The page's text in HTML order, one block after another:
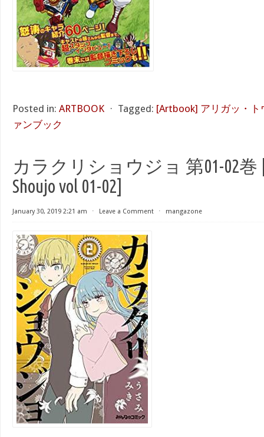
Posted in: ARTBOOK ⋅ Tagged: [Artbook] アリガッ・
ァンブック
カラクリショウジョ 第01-02巻
Shoujo vol 01-02]
January 30, 2019 2:21 am ⋅ Leave a Comment ⋅ mangazone